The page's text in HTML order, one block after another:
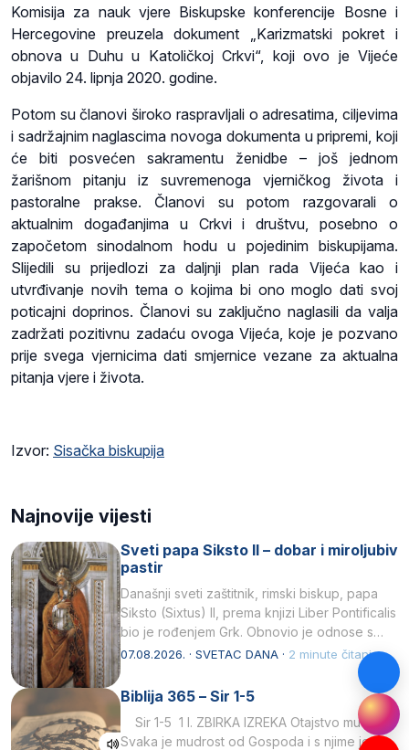
Komisija za nauk vjere Biskupske konferencije Bosne i
Hercegovine preuzela dokument „Karizmatski pokret i
obnova u Duhu u Katoličkoj Crkvi“, koji ovo je Vijeće
objavilo 24. lipnja 2020. godine.
Potom su članovi široko raspravljali o adresatima, ciljevima
i sadržajnim naglascima novoga dokumenta u pripremi, koji
će biti posvećen sakramentu ženidbe – još jednom
žarišnom pitanju iz suvremenoga vjerničkog života i
pastoralne prakse. Članovi su potom razgovarali o
aktualnim događanjima u Crkvi i društvu, posebno o
započetom sinodalnom hodu u pojedinim biskupijama.
Slijedili su prijedlozi za daljnji plan rada Vijeća kao i
utvrđivanje novih tema o kojima bi ono moglo dati svoj
poticajni doprinos. Članovi su zaključno naglasili da valja
zadržati pozitivnu zadaću ovoga Vijeća, koje je pozvano
prije svega vjernicima dati smjernice vezane za aktualna
pitanja vjere i života.
Izvor: Sisačka biskupija
Najnovije vijesti
Sveti papa Siksto II – dobar i miroljubiv
pastir
Današnji sveti zaštitnik, rimski biskup, papa
Siksto (Sixtus) II, prema knjizi Liber Pontificalis
bio je rođenjem Grk. Obnovio je odnose s
afričkim…
07.08.2026. · SVETAC DANA · 2 minute čitanja
Biblija 365 – Sir 1-5
Sir 1-5 1 I. ZBIRKA IZREKA Otajstvo mudrosti
Svaka je mudrost od Gospoda i s njime je